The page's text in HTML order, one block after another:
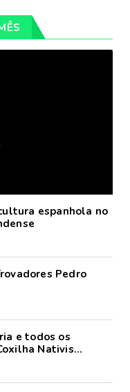
espanhola no
Pedro
e todos os
Nativis...